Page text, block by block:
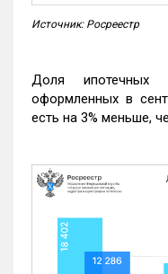
Источник: Росреестр
Доля
оформленных в
есть на 3% меньше,